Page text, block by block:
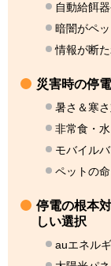
自動給餌
暗闇がペ
情報が断
災害時の停
暑さ＆寒
非常食・
モバイル
ペットの
停電の根本
しい選択
auエネル